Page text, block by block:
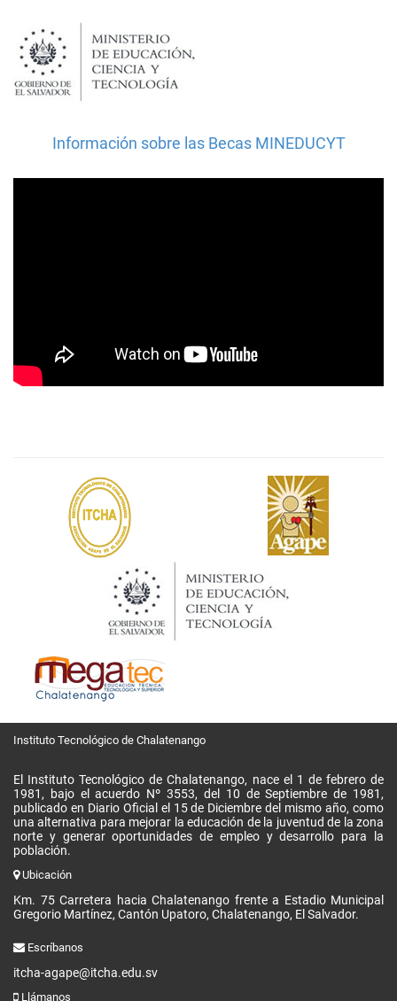
Información sobre las Becas MINEDUCYT
Instituto Tecnológico de Chalatenango
El Instituto Tecnológico de Chalatenango, nace el 1 de febrero de
1981, bajo el acuerdo Nº 3553, del 10 de Septiembre de 1981,
publicado en Diario Oficial el 15 de Diciembre del mismo año, como
una alternativa para mejorar la educación de la juventud de la zona
norte y generar oportunidades de empleo y desarrollo para la
población.
Ubicación
Km. 75 Carretera hacia Chalatenango frente a Estadio Municipal
Gregorio Martínez, Cantón Upatoro, Chalatenango, El Salvador.
Escríbanos
itcha-agape@itcha.edu.sv
Llámanos